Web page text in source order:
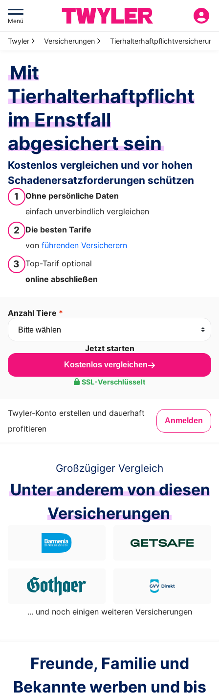
Menü
Twyler Versicherungen Tierhalterhaftpflichtversicherung
Mit
Tierhalterhaftpflicht
im Ernstfall
abgesichert sein
Kostenlos vergleichen und vor hohen
Schadenersatzforderungen schützen
1
Ohne persönliche Daten
einfach unverbindlich vergleichen
2
Die besten Tarife
von führenden Versicherern
3
Top-Tarif optional
online abschließen
Anzahl Tiere *
Jetzt starten
Kostenlos vergleichen
SSL-Verschlüsselt
Twyler-Konto erstellen und dauerhaft
profitieren
Anmelden
Großzügiger Vergleich
Unter anderem von diesen
Versicherungen
... und noch einigen weiteren Versicherungen
Freunde, Familie und
Bekannte werben und bis